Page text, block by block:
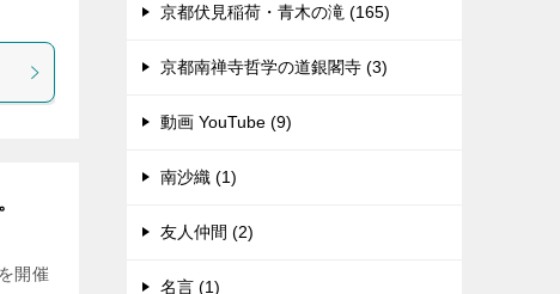
開催
京都伏見稲荷・青木の滝 (165)
京都南禅寺哲学の道銀閣寺 (3)
動画 YouTube (9)
南沙織 (1)
友人仲間 (2)
名言 (1)